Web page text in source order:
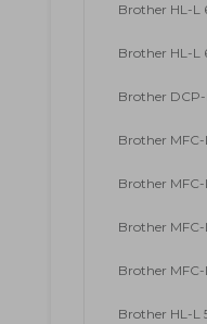
Brother HL-L
Brother HL-L
Brother
Brother
Brother
Brother
Brother
Brother HL-L